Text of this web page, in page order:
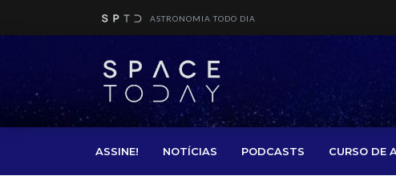
ASTRONOMIA TODO DIA
ASSINE! NOTÍCIAS PODCASTS CURSO DE